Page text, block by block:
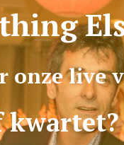
onze live
kwartet?